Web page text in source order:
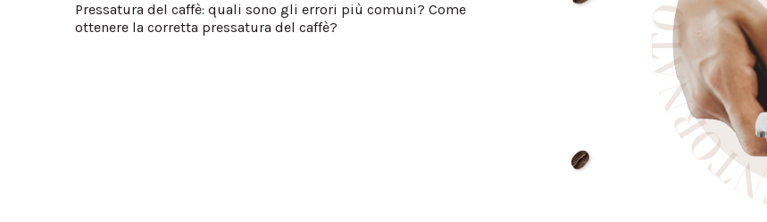
Pressatura del caffè: quali sono gli errori più comuni? Come
ottenere la corretta pressatura del caffè?